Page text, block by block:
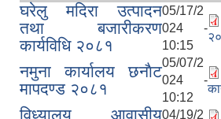
घरेलु मदिरा उत्पादन
तथा बजारीकरण
कार्यविधि २०८१
05/17/2
024 -
10:15
नमुना कार्यालय छनाैट
मापदण्ड २०८१
05/07/2
024 -
10:12
विध्यालय आवासीय04/19/2